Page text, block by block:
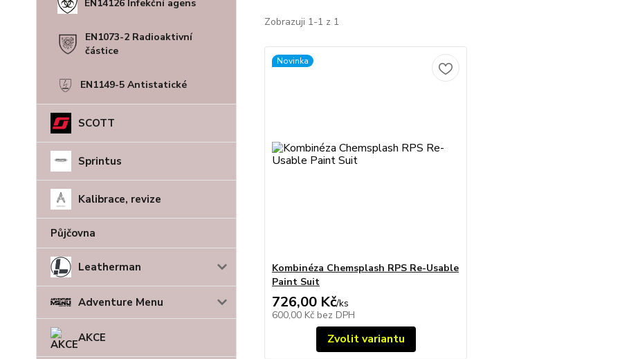
EN14126 Infekční agens
EN1073-2 Radioaktivní
částice
EN1149-5 Antistatické
SCOTT
Sprintus
Kalibrace, revize
Půjčovna
Leatherman
Adventure Menu
AKCE
Zobrazuji 1-1 z 1
Novinka
Kombinéza Chemsplash RPS Re-Usable
Paint Suit
726,00 Kč/ks
600,00 Kč bez DPH
Zvolit variantu